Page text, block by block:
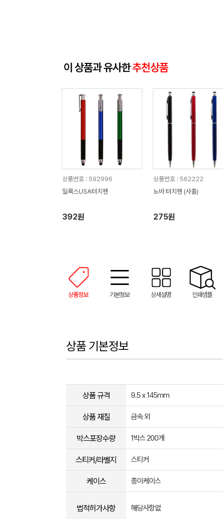
이 상품과 유사한추천상품
상품번호 : 592996
밀룩스USA터치펜
392원
상품번호 : 562222
노바 터치펜 (사출)
275원
상품정보 기본정보 상세설명 인쇄샘플
상품 기본정보
상품 규격 9.5 x 145mm
상품 재질 금속 외
박스포장수량 1박스 200개
스티커/라벨지 스티커
케이스 종이케이스
법적허가사항 해당사항없